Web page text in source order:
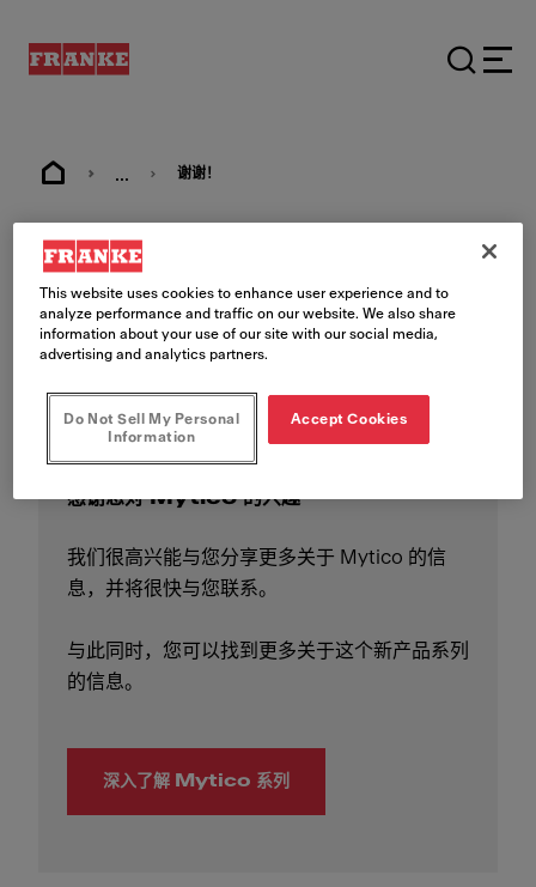
... 谢谢！
表格已成功提交。
谢谢！
感谢您对 Mytico 的兴趣
我们很高兴能与您分享更多关于 Mytico 的信
息，并将很快与您联系。
与此同时，您可以找到更多关于这个新产品系列
的信息。
深入了解 Mytico 系列
This website uses cookies to enhance user experience and to
analyze performance and traffic on our website. We also share
information about your use of our site with our social media,
advertising and analytics partners.
Do Not Sell My Personal
Information
Accept Cookies